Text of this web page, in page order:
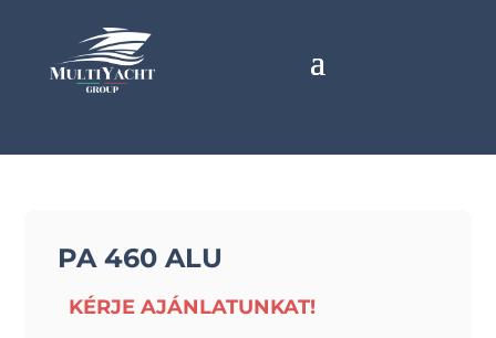
PA 460 ALU
KÉRJE AJÁNLATUNKAT!